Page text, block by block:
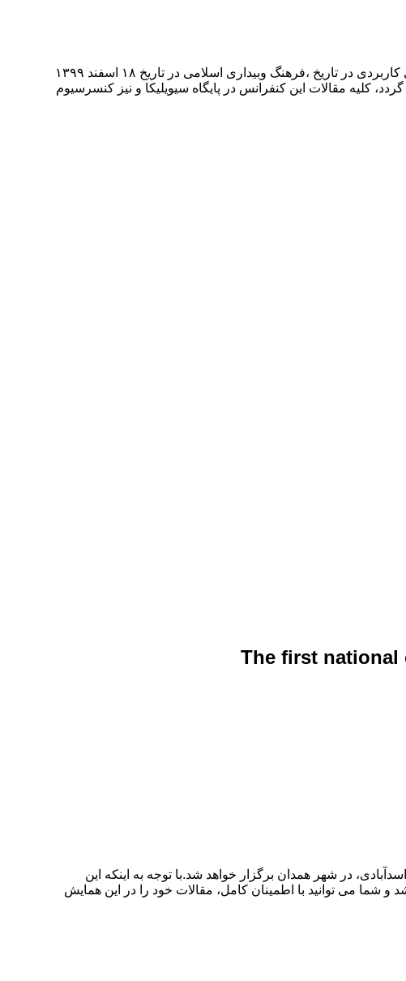
The first national conference on applied research in history, culture and Islamic awakening اولین همایش ملی پژوهش های کاربردی در تاریخ ،فرهنگ وبیداری اسلامی در تاریخ ۱۸ اسفند ۱۳۹۹
کلیه مقالات این کنفرانس در پایگاه سیویلیکا و نیز کنسرسیوم
The first national
در تاریخ ۱۸ اسفند ۱۳۹۹ توسط دانشگاه سیدجمال الدین اسدآبادی، در شهر همدان برگزار خواهد شد.با توجه به اینکه این
شما می توانید با اطمینان کامل، مقالات خود را در این همایش